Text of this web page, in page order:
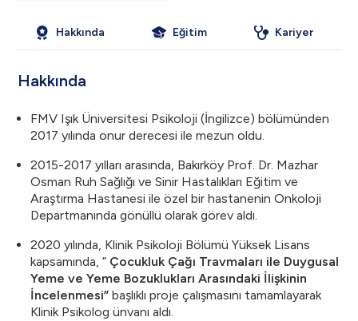
Hakkında Eğitim Kariyer
Hakkında
FMV Işık Üniversitesi Psikoloji (İngilizce) bölümünden
2017 yılında onur derecesi ile mezun oldu.
2015-2017 yılları arasında, Bakırköy Prof. Dr. Mazhar
Osman Ruh Sağlığı ve Sinir Hastalıkları Eğitim ve
Araştırma Hastanesi ile özel bir hastanenin Onkoloji
Departmanında gönüllü olarak görev aldı.
2020 yılında, Klinik Psikoloji Bölümü Yüksek Lisans
kapsamında, “ Çocukluk Çağı Travmaları ile Duygusal
Yeme ve Yeme Bozuklukları Arasındaki İlişkinin
İncelenmesi” başlıklı proje çalışmasını tamamlayarak
Klinik Psikolog ünvanı aldı.